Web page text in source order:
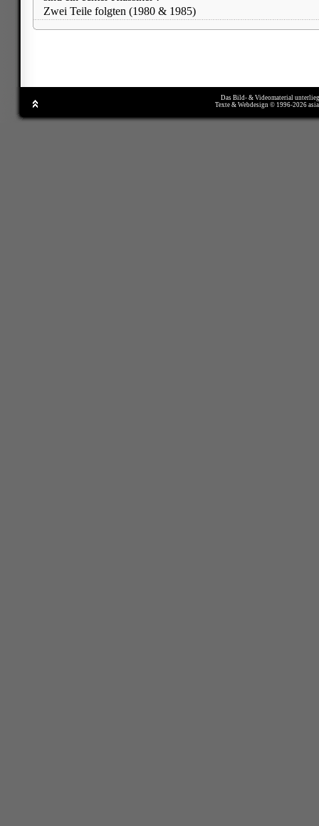
Zwei Teile folgten (1980 & 1985)
Das Bild- & Videomaterial
Texte & Webdesign © 1996-2026